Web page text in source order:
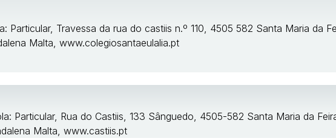
Particular, Travessa da rua do castiis n.º 110, 4505 582 Santa Maria da
Malta, www.colegiosantaeulalia.pt
Particular, Rua do Castiis, 133 Sânguedo, 4505-582 Santa Maria da
Malta, www.castiis.pt